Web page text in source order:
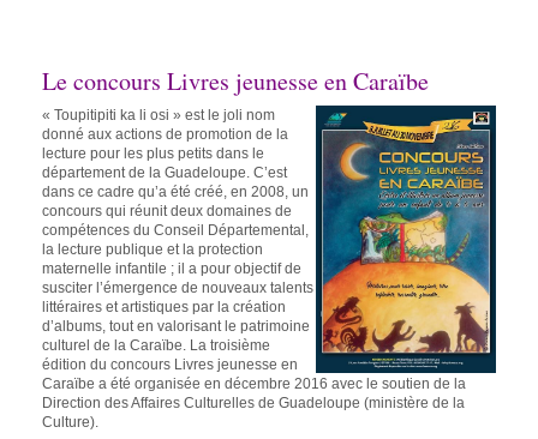
Le concours Livres jeunesse en Caraïbe
« Toupitipiti ka li osi » est le joli nom
donné aux actions de promotion de la
lecture pour les plus petits dans le
département de la Guadeloupe. C’est
dans ce cadre qu’a été créé, en 2008, un
concours qui réunit deux domaines de
compétences du Conseil Départemental,
la lecture publique et la protection
maternelle infantile ; il a pour objectif de
susciter l’émergence de nouveaux talents
littéraires et artistiques par la création
d’albums, tout en valorisant le patrimoine
culturel de la Caraïbe. La troisième
édition du concours Livres jeunesse en
Caraïbe a été organisée en décembre 2016 avec le soutien de la
Direction des Affaires Culturelles de Guadeloupe (ministère de la
Culture).